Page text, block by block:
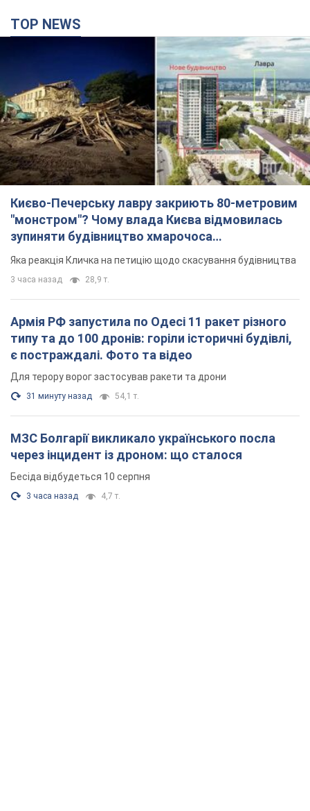
TOP NEWS
Києво-Печерську лавру закриють 80-метровим
"монстром"? Чому влада Києва відмовилась
зупиняти будівництво хмарочоса
"московського вірянина"
Яка реакція Кличка на петицію щодо скасування будівництва
3 часа назад 28,9 т.
Армія РФ запустила по Одесі 11 ракет різного
типу та до 100 дронів: горіли історичні будівлі,
є постраждалі. Фото та відео
Для терору ворог застосував ракети та дрони
31 минуту назад 54,1 т.
МЗС Болгарії викликало українського посла
через інцидент із дроном: що сталося
Бесіда відбудеться 10 серпня
3 часа назад 4,7 т.